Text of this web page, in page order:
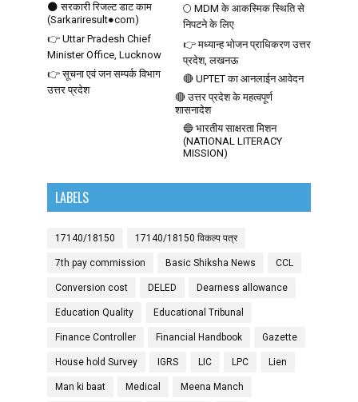
🌑 सरकारी रिजल्ट डाट काम
(Sarkariresult●com)
🌕 MDM के आकस्मिक स्थिति से
निपटने के लिए
👉 Uttar Pradesh Chief
Minister Office, Lucknow
👉 मध्यान्ह भोजन प्राधिकरण उत्तर
प्रदेश, लखनऊ
👉 सूचना एवं जन सम्पर्क विभाग
उत्तर प्रदेश
🔴 UPTET का आनलाईन आवेदन
🔴 उत्तर प्रदेश के महत्वपूर्ण
शासनादेश
🔵 भारतीय साक्षरता मिशन
(NATIONAL LITERACY
MISSION)
LABELS
17140/18150 17140/18150 विकल्प पत्र
7th pay commission Basic Shiksha News CCL
Conversion cost DELED Dearness allowance
Education Quality Educational Tribunal
Finance Controller Financial Handbook Gazette
House hold Survey IGRS LIC LPC Lien
Man ki baat Medical Meena Manch